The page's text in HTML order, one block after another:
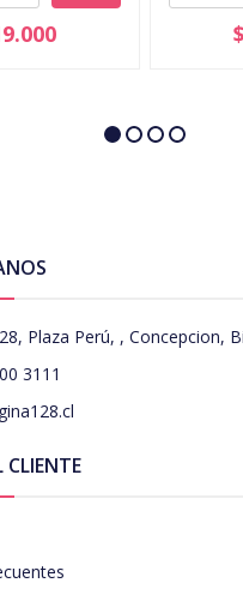
Plaza Perú, , Concepcion,
3111
CLIENTE